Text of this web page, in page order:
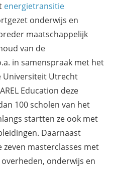
energietransitie
onderwijs en
maatschappelijk
van de
in samenspraak met het
Universiteit Utrecht
Education deze
100 scholen van het
startten ze ook met
Daarnaast
masterclasses met
onderwijs en